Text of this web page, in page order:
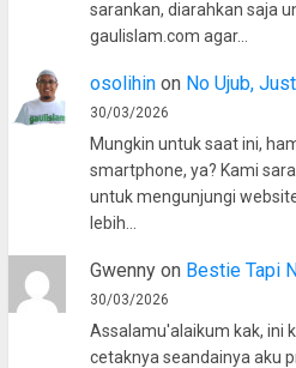
sarankan, diarahkan saja
gaulislam.com agar…
osolihinon No Ujub,
30/03/2026
Mungkin untuk saat ini,
smartphone, ya? Kami
untuk mengunjungi
lebih…
Gwennyon Bestie Tapi
30/03/2026
Assalamu'alaikum kak, ini
cetaknya seandainya aku